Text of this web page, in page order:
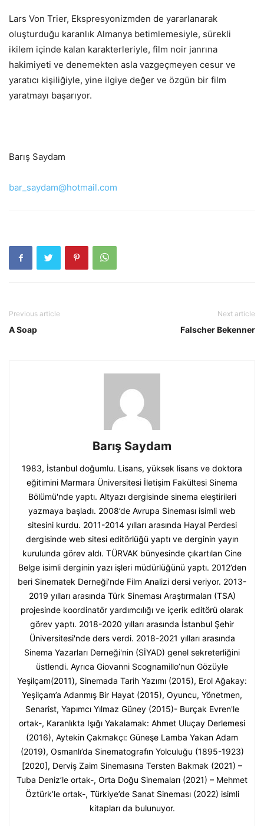
Lars Von Trier, Ekspresyonizmden de yararlanarak
oluşturduğu karanlık Almanya betimlemesiyle, sürekli
ikilem içinde kalan karakterleriyle, film noir janrına
hakimiyeti ve denemekten asla vazgeçmeyen cesur ve
yaratıcı kişiliğiyle, yine ilgiye değer ve özgün bir film
yaratmayı başarıyor.
Barış Saydam
bar_saydam@hotmail.com
Previous article
A Soap
Next article
Falscher Bekenner
Barış Saydam
1983, İstanbul doğumlu. Lisans, yüksek lisans ve doktora
eğitimini Marmara Üniversitesi İletişim Fakültesi Sinema
Bölümü'nde yaptı. Altyazı dergisinde sinema eleştirileri
yazmaya başladı. 2008’de Avrupa Sineması isimli web
sitesini kurdu. 2011-2014 yılları arasında Hayal Perdesi
dergisinde web sitesi editörlüğü yaptı ve derginin yayın
kurulunda görev aldı. TÜRVAK bünyesinde çıkartılan Cine
Belge isimli derginin yazı işleri müdürlüğünü yaptı. 2012’den
beri Sinematek Derneği’nde Film Analizi dersi veriyor. 2013-
2019 yılları arasında Türk Sineması Araştırmaları (TSA)
projesinde koordinatör yardımcılığı ve içerik editörü olarak
görev yaptı. 2018-2020 yılları arasında İstanbul Şehir
Üniversitesi'nde ders verdi. 2018-2021 yılları arasında
Sinema Yazarları Derneği'nin (SİYAD) genel sekreterliğini
üstlendi. Ayrıca Giovanni Scognamillo’nun Gözüyle
Yeşilçam(2011), Sinemada Tarih Yazımı (2015), Erol Ağakay:
Yeşilçam’a Adanmış Bir Hayat (2015), Oyuncu, Yönetmen,
Senarist, Yapımcı Yılmaz Güney (2015)- Burçak Evren'le
ortak-, Karanlıkta Işığı Yakalamak: Ahmet Uluçay Derlemesi
(2016), Aytekin Çakmakçı: Güneşe Lamba Yakan Adam
(2019), Osmanlı’da Sinematografın Yolculuğu (1895-1923)
[2020], Derviş Zaim Sinemasına Tersten Bakmak (2021) –
Tuba Deniz’le ortak-, Orta Doğu Sinemaları (2021) – Mehmet
Öztürk’le ortak-, Türkiye’de Sanat Sineması (2022) isimli
kitapları da bulunuyor.